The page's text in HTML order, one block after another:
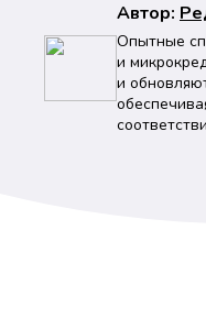
Автор:
Опытные
и
и